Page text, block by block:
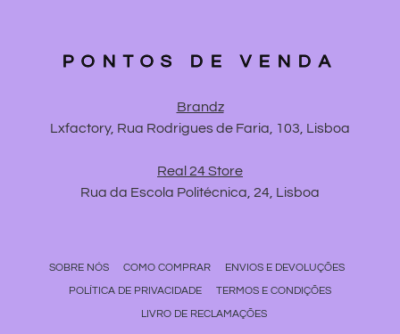
PONTOS DE VENDA
Brandz
Lxfactory, Rua Rodrigues de Faria, 103, Lisboa
Real 24 Store
Rua da Escola Politécnica, 24, Lisboa
SOBRE NÓS COMO COMPRAR
ENVIOS E DEVOLUÇÕES
POLÍTICA DE PRIVACIDADE
TERMOS E CONDIÇÕES
LIVRO DE RECLAMAÇÕES